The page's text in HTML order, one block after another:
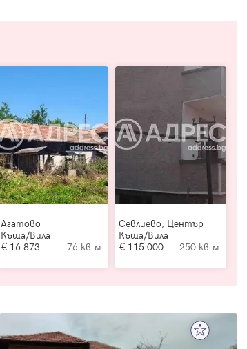
Агатово
Къща/Вила
16 873
76 кв.м.
Севлиево, Център
Къща/Вила
115 000
250 кв.м.